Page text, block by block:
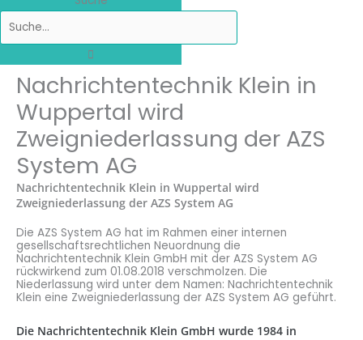
Nachrichtentechnik Klein in
Wuppertal wird
Zweigniederlassung der AZS
System AG
Nachrichtentechnik Klein in Wuppertal wird
Zweigniederlassung der AZS System AG
Die AZS System AG hat im Rahmen einer internen
gesellschaftsrechtlichen Neuordnung die
Nachrichtentechnik Klein GmbH mit der AZS System AG
rückwirkend zum 01.08.2018 verschmolzen. Die
Niederlassung wird unter dem Namen: Nachrichtentechnik
Klein eine Zweigniederlassung der AZS System AG geführt.
Die Nachrichtentechnik Klein GmbH wurde 1984 in